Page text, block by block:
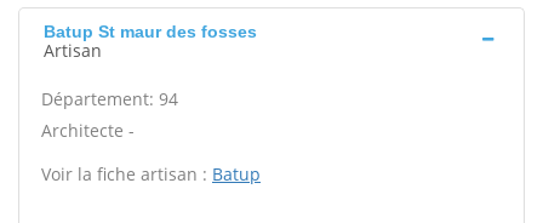
Batup St maur des fosses
Artisan
Département: 94
Architecte -
Voir la fiche artisan : Batup